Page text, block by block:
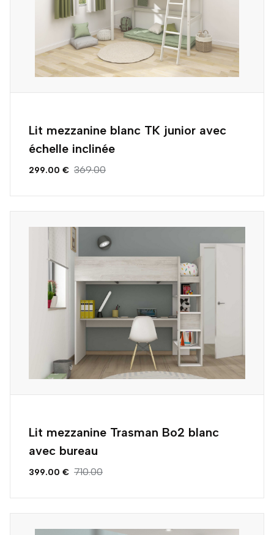
Lit mezzanine blanc TK junior avec
échelle inclinée
299.00 € 369.00
Lit mezzanine Trasman Bo2 blanc
avec bureau
399.00 € 710.00